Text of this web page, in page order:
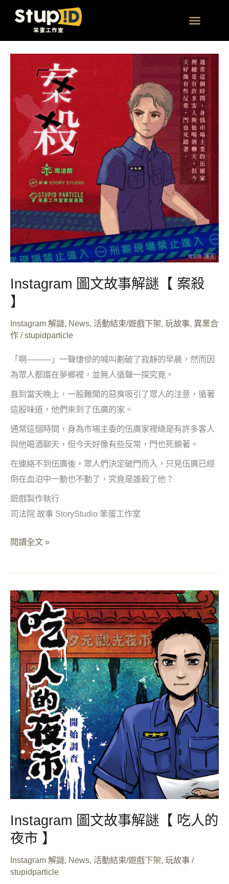
Instagram 圖文故事解謎【 案殺
】
Instagram 解謎, News, 活動結束/遊戲下架, 玩故事, 異業合
作 /stupidparticle
「啊———」一聲悽慘的喊叫劃破了寂靜的早晨，然而因
為眾人都還在夢鄉裡，並無人循聲一探究竟。
直到當天晚上，一股難聞的惡臭吸引了眾人的注意，循著
這股味道，他們來到了伍廣的家。
通常這個時間，身為市場主委的伍廣家裡總是有許多客人
與他喝酒聊天，但今天好像有些反常，門也死鎖著。
在連絡不到伍廣後，眾人們決定破門而入，只見伍廣已經
倒在血泊中一動也不動了，究竟是誰殺了他？
遊戲製作執行
司法院 故事 StoryStudio 笨蛋工作室
故
殺
】
閱讀全文 »
Instagram 圖文故事解謎【 吃人的
夜市 】
Instagram 解謎, News, 活動結束/遊戲下架, 玩故事 /
stupidparticle
Instagram
圖
文
故
事
解
謎
【
吃
人
的
夜
市
】